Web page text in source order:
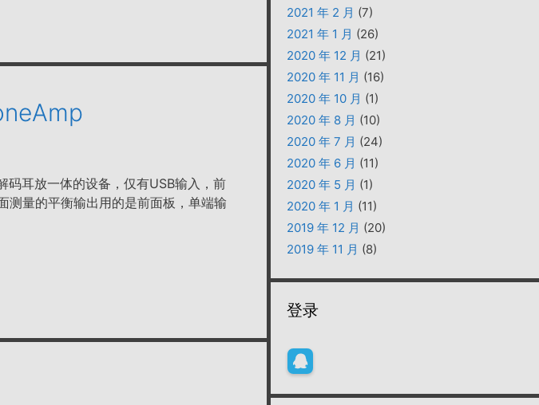
码耳放一体的设备，仅有USB输入，前
测量的平衡输出用的是前面板，单端输
2021 年 2 月 (7)
2021 年 1 月 (26)
2020 年 12 月 (21)
2020 年 11 月 (16)
2020 年 10 月 (1)
2020 年 8 月 (10)
2020 年 7 月 (24)
2020 年 6 月 (11)
2020 年 5 月 (1)
2020 年 1 月 (11)
2019 年 12 月 (20)
2019 年 11 月 (8)
登录